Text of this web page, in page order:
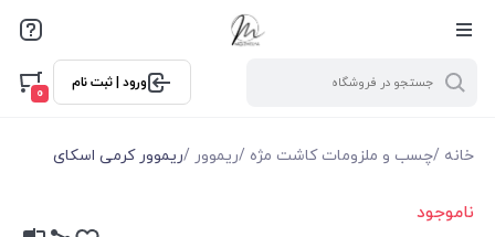
ورود | ثبت نام
0
خانه /چسب و ملزومات کاشت مژه /ریموور /ریموور کرمی اسکای
ناموجود